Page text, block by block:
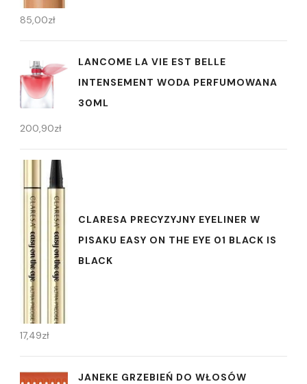
85,00zł
LANCOME LA VIE EST BELLE
INTENSEMENT WODA PERFUMOWANA
30ML
200,90zł
CLARESA PRECYZYJNY EYELINER W
PISAKU EASY ON THE EYE 01 BLACK IS
BLACK
17,49zł
JANEKE GRZEBIEŃ DO WŁOSÓW